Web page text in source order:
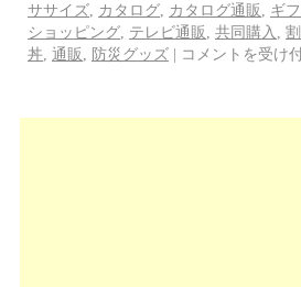
ササイズ
カタログ カタログ通販 ギ
ショッピング テレビ通販 共同購入 割
丼 通販 防災グッズ | コメントを受け